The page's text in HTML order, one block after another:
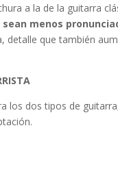
a la de la guitarra
sean menos
detalle que también
los dos tipos de